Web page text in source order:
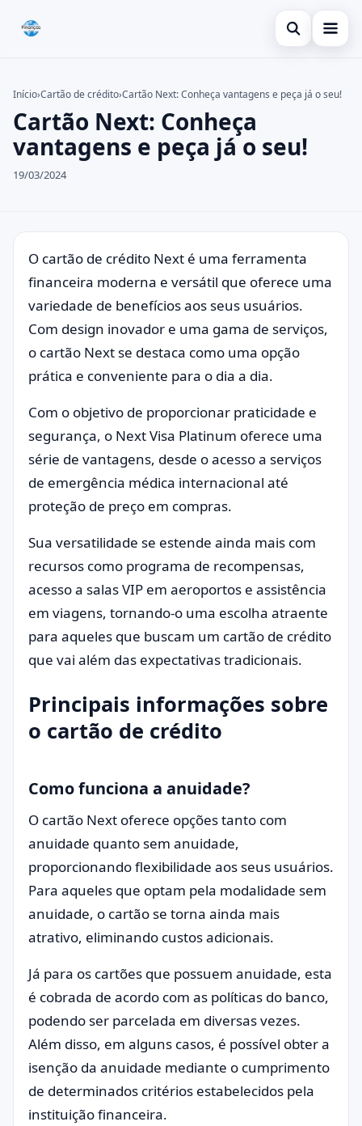
Abrir busca
Cartão de crédito
Dicas
Buscar no site
Buscar por:
Pressione Enter para buscar ou ESC para fechar.
Início›Cartão de crédito›Cartão Next: Conheça vantagens e peça já o seu!
Cartão Next: Conheça
vantagens e peça já o seu!
19/03/2024
O cartão de crédito Next é uma ferramenta
financeira moderna e versátil que oferece uma
variedade de benefícios aos seus usuários.
Com design inovador e uma gama de serviços,
o cartão Next se destaca como uma opção
prática e conveniente para o dia a dia.
Com o objetivo de proporcionar praticidade e
segurança, o Next Visa Platinum oferece uma
série de vantagens, desde o acesso a serviços
de emergência médica internacional até
proteção de preço em compras.
Sua versatilidade se estende ainda mais com
recursos como programa de recompensas,
acesso a salas VIP em aeroportos e assistência
em viagens, tornando-o uma escolha atraente
para aqueles que buscam um cartão de crédito
que vai além das expectativas tradicionais.
Principais informações sobre
o cartão de crédito
Como funciona a anuidade?
O cartão Next oferece opções tanto com
anuidade quanto sem anuidade,
proporcionando flexibilidade aos seus usuários.
Para aqueles que optam pela modalidade sem
anuidade, o cartão se torna ainda mais
atrativo, eliminando custos adicionais.
Já para os cartões que possuem anuidade, esta
é cobrada de acordo com as políticas do banco,
podendo ser parcelada em diversas vezes.
Além disso, em alguns casos, é possível obter a
isenção da anuidade mediante o cumprimento
de determinados critérios estabelecidos pela
instituição financeira.